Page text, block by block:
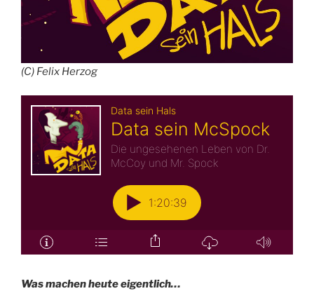
(C) Felix Herzog
Was machen heute eigentlich…